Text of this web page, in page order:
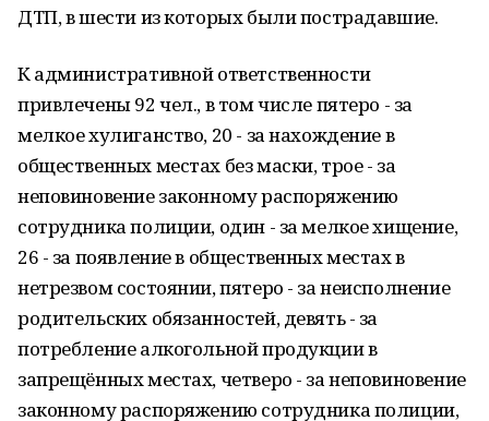
ДТП, в шести из которых были пострадавшие.
К административной ответственности
привлечены 92 чел., в том числе пятеро - за
мелкое хулиганство, 20 - за нахождение в
общественных местах без маски, трое - за
неповиновение законному распоряжению
сотрудника полиции, один - за мелкое хищение,
26 - за появление в общественных местах в
нетрезвом состоянии, пятеро - за неисполнение
родительских обязанностей, девять - за
потребление алкогольной продукции в
запрещённых местах, четверо - за неповиновение
законному распоряжению сотрудника полиции,